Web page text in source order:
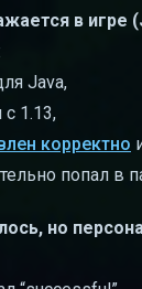
в игре
Java,
1.13,
корректно
попал в
но